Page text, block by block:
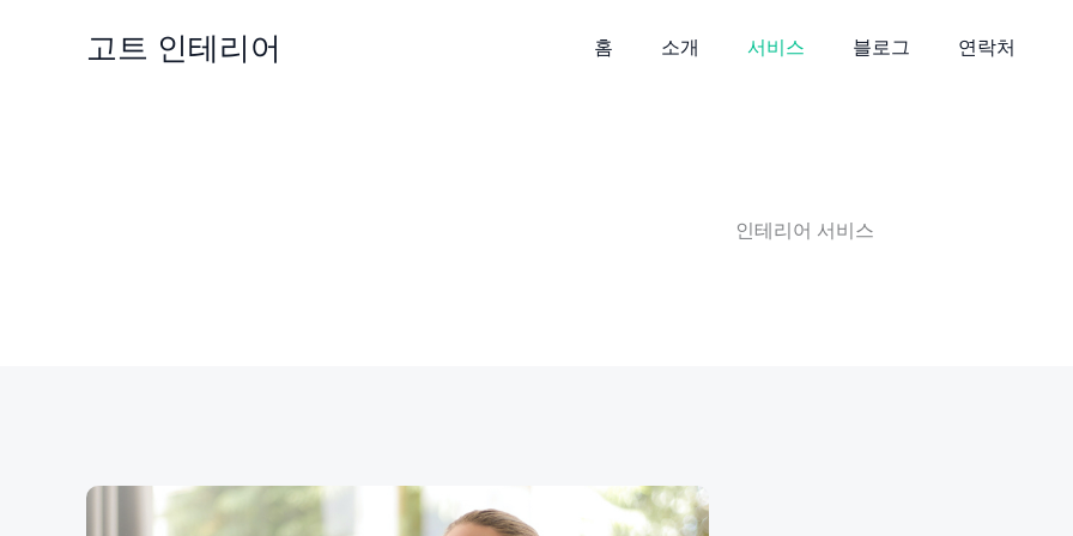
고트 인테리어 홈 소개 서비스 블로그 연락처
인테리어 서비스